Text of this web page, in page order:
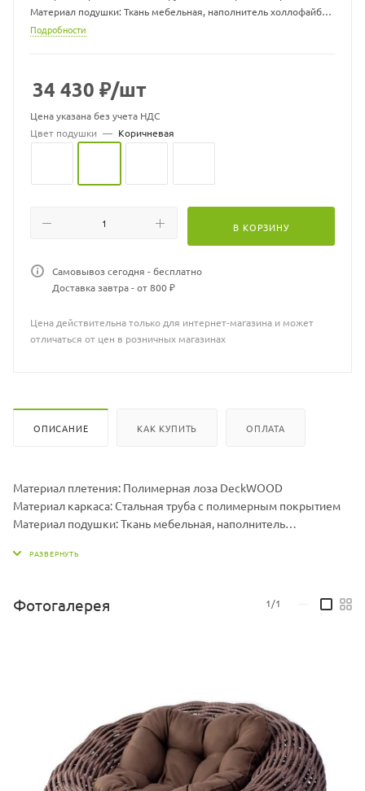
Материал подушки: Ткань мебельная, наполнитель холлофайбер
Габаритные размеры кокона: Высота 80 мм, диаметр 1200 мм
Максимальная нагрузка: 120 кг
Цвет подушек может меняться
Подробности
34 430 ₽/шт
Цена указана без учета НДС
Цвет подушки — Коричневая
В КОРЗИНУ
Самовывоз сегодня - бесплатно
Доставка завтра - от 800 ₽
Цена действительна только для интернет-магазина и может
отличаться от цен в розничных магазинах
ОПИСАНИЕ КАК КУПИТЬ ОПЛАТА
Материал плетения: Полимерная лоза DeckWOOD
Материал каркаса: Стальная труба с полимерным покрытием
Материал подушки: Ткань мебельная, наполнитель
Габаритные размеры кокона: Высота 80 мм, диаметр 1200 мм
Диапазон рабочей влажности воздуха: от 10% до 70%
Фотогалерея 1/1